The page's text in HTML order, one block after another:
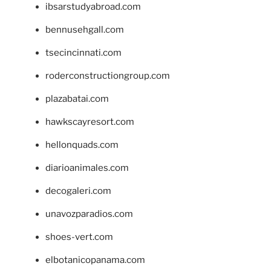
ibsarstudyabroad.com
bennusehgall.com
tsecincinnati.com
roderconstructiongroup.com
plazabatai.com
hawkscayresort.com
hellonquads.com
diarioanimales.com
decogaleri.com
unavozparadios.com
shoes-vert.com
elbotanicopanama.com